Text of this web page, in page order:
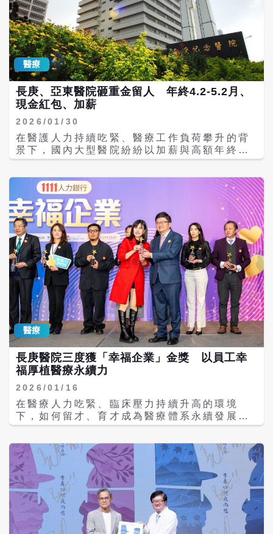
前統籌醫療資源，以因應突發或急重症需求。
在應變機制方面，長庚醫院表示，春節期間將
由專責團隊每日監測急診就醫人數、等候住院
人數及可用病床數等關鍵指標，並依實際狀況
跨專科協調人力與病床配置，必要時啟動病床
備援或跨科收治機制，避免醫療壅塞。 此外，
長庚醫療體系也配合衛生主管機關整體應變規
畫，與鄰近醫療院所建立合作網絡，當醫療量
能吃緊時，可即時啟動院際支援，確保民眾就
醫不中斷。 為減輕急診負擔，長庚體系於2月
科、耳鼻喉科及小兒科等專科醫師聯合開設
「春節傳染病特別門診」，服務類流感、發
資源可集中照護急重症患者。 同時，配合健保
署推動的「門診靜脈抗生素治療獎勵方案
（OPAT）」，春節期間門診抗生素治療持續
進行，病情穩定的患者可於門診完成治療，減
少不必要住院，保留病床給重症病人使用。 長
庚醫院表示，春節期間各院區門診及急診服務
資訊已公告，民眾可透過長庚醫院官網或「長
庚e指通」App查詢。各院區門診服務預計自2
月20日（大年初四）起陸續恢復。 院方也提
醒，持有慢性病連續處方箋的民眾，若藥物將
於春節期間用罄，建議於2月13日前提前回診
領藥，確保用藥不中斷。連假期間，輕症民眾
亦可多加利用鄰近的「周日及國定假日輕急症
中心（UCC）」，分流就醫需求、縮短候診時
間。
醫療
長庚、亞東醫院砸重金留人 年終4.2-5.2月、
現金紅包、加薪
2026/01/30
在醫護人力持續吃緊、醫療工作負荷攀升的背
景下，國內大型醫院紛紛以加薪與高額年終獎
金強化留才力道。長庚醫療體系與新北市亞東
質待遇回應第一線醫療人員的付出。 亞東醫院
30日晚間宣布，自今年1月起調整全院薪資結
構，非醫師職類專任全職人員每人每月加薪新
台幣2000元，平均調幅約5.4%，創近20年新
高；同時年終獎金達4.2個月，並依職別加發
紅包，最高可達5萬元。 亞東醫院院長邱冠明
表示，此次調薪與獎金制度調整後，全年人事
成本預估增加1.44億元，若加計既有年度調薪
機制，近3年累計薪資調幅已達17.4%。年終
獎金單一家醫院發放總額超過6.5億元，年增
18%。他也感謝遠東集團長期支持醫療體系與
人才培育，讓醫院能持續回饋第一線人員。 亞
東醫院指出，除調薪與年終外，自2024年起已
發放護理人員白班津貼，並預計於2026年調增
護理留任獎金，同時導入AI智慧醫療工具，協
助簡化行政流程、減輕文書負擔，改善臨床工
方面，長庚醫療體系也於近日宣布，2025年度
將核發年終獎金5.2個月本薪，另加發新台幣2
萬元紅包，年終總額逾52.4億元，並已於當日
庚醫療財團法人主任委員程文俊指出，儘管整
體醫療環境面臨高度挑戰，但全體同仁仍堅守
崗位、通力合作，董事長王瑞慧為肯定同仁的
專業付出與貢獻，核定此次年終與紅包方案，
期盼在兼顧營運與永續發展下，持續穩定醫療
服務品質。 程文俊強調，醫院最重要的資產始
終是「人」，提供具競爭力的薪酬與完善福
利，是打造幸福職場的關鍵。目前長庚醫療體
醫療
長庚醫院三度獲「幸福企業」金獎 以員工幸
福厚植醫療永續力
2026/01/16
在醫療人力吃緊、臨床壓力持續升高的環境
下，如何留才、育才成為醫療體系永續發展的
重要課題。長庚醫院再度獲得1111人力銀行生
此肯定，展現其在員工照顧與職場制度上的長
期投入成果。頒獎典禮於1月9日在台北寒舍艾
美酒店舉行，由長庚決策委員會主任委員程文
俊代表受獎。 程文俊表示，醫療機構最重要的
資產是人，打造幸福職場不僅是薪資福利問
題，更在於讓醫療人員能在被支持與被尊重的
環境中發揮專業。他指出，唯有穩定的團隊，